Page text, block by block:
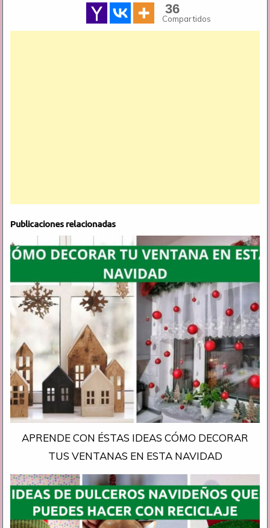
36
Compartidos
Publicaciones relacionadas
APRENDE CON ÉSTAS IDEAS CÓMO DECORAR
TUS VENTANAS EN ESTA NAVIDAD